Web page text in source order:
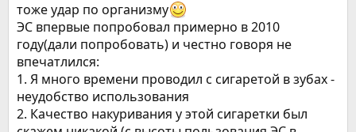
тоже удар по организму
ЭС впервые попробовал примерно в 2010
году(дали попробовать) и честно говоря не
впечатлился:
1. Я много времени проводил с сигаретой в зубах -
неудобство использования
2. Качество накуривания у этой сигаретки был